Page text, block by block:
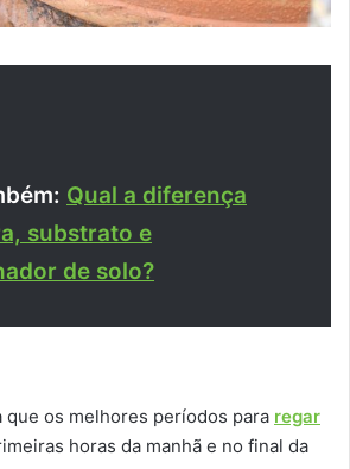
Qual a diferença
substrato e
de solo?
que os melhores períodos para regar
horas da manhã e no final da